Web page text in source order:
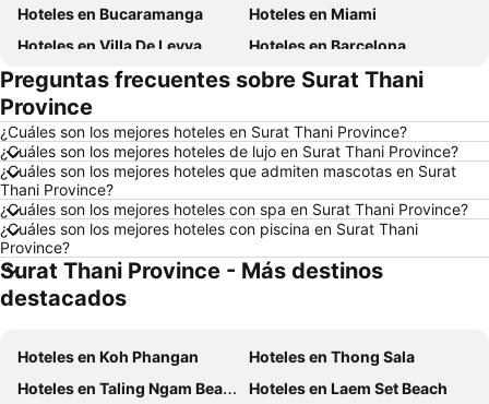
Hoteles en Bucaramanga
Hoteles en Miami
Hoteles en Villa De Leyva
Hoteles en Barcelona
Hoteles en Melgar
Hoteles en París
Hoteles en Roma
Hoteles en Pereira
Hoteles en Orlando
Hoteles en Villavicencio
Hoteles en Río de Janeiro
Hoteles en Girardot
Hoteles en Panamá
Hoteles en Santiago de Chile
Hoteles en Madrid
Hoteles en Los Cabos
Hoteles en Colombia
Hoteles en Isla Margarita
Hoteles en Quindío
Hoteles en Argentina
Hoteles en Jamaica
Hoteles en Amazonas
Preguntas frecuentes sobre Surat Thani
Province
¿Cuáles son los mejores hoteles en Surat Thani Province?
¿Cuáles son los mejores hoteles de lujo en Surat Thani Province?
¿Cuáles son los mejores hoteles que admiten mascotas en Surat
Thani Province?
¿Cuáles son los mejores hoteles con spa en Surat Thani Province?
¿Cuáles son los mejores hoteles con piscina en Surat Thani
Province?
Surat Thani Province - Más destinos
destacados
Hoteles en Koh Phangan
Hoteles en Thong Sala
Hoteles en Taling Ngam Beach
Hoteles en Laem Set Beach